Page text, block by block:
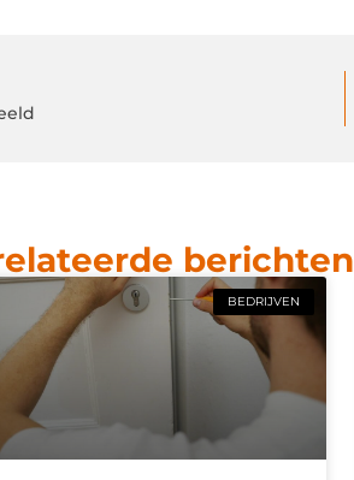
berichten
BEDRIJVEN